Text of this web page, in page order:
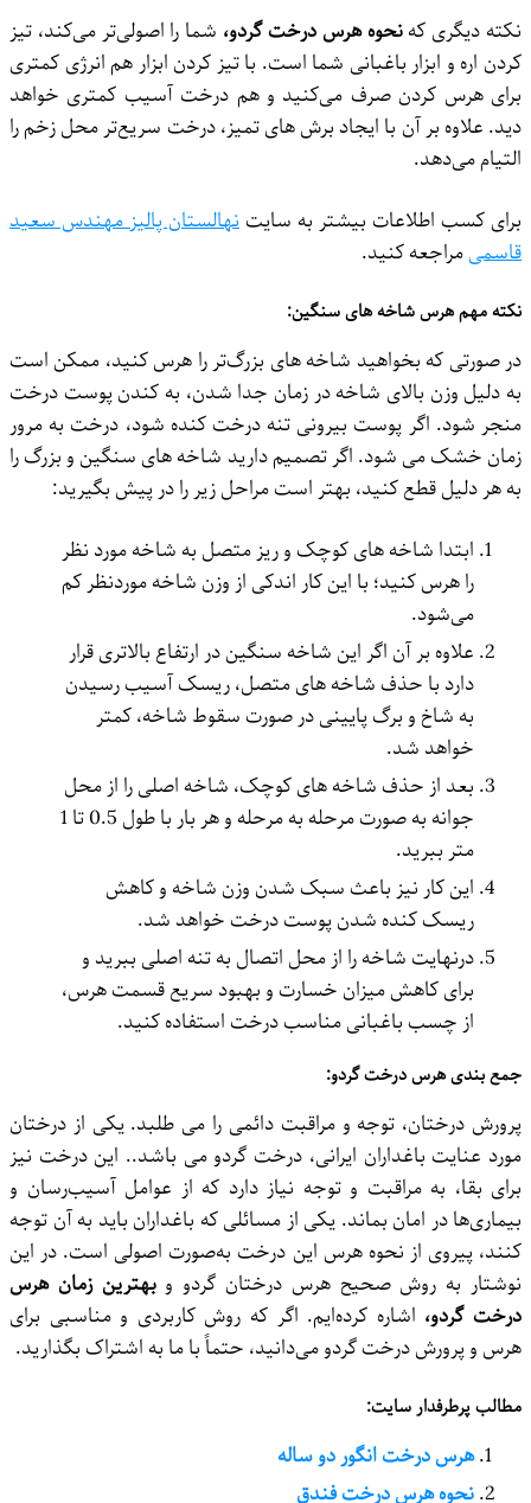
نکته دیگری کهنحوه هرس درخت گردو، شما را اصولی‌تر می‌کند، تیز
کردن اره و ابزار باغبانی شما است. با تیز کردن ابزار هم انرژی کمتری
برای هرس کردن صرف می‌کنید و هم درخت آسیب کمتری خواهد
دید. علاوه بر آن با ایجاد برش ‌های تمیز، درخت سریع‌تر محل زخم را
التیام می‌دهد.
برای کسب اطلاعات بیشتر به سایتنهالستان پالیز مهندس سعید
قاسمیمراجعه کنید.
نکته مهم هرس شاخه‌ های سنگین:
در صورتی‌ که بخواهید شاخه ‌های بزرگ‌تر را هرس کنید، ممکن است
به دلیل وزن بالای شاخه در زمان جدا شدن، به کندن پوست درخت
منجر شود. اگر پوست بیرونی تنه درخت کنده شود، درخت به مرور
زمان خشک می شود. اگر تصمیم دارید شاخه ‌های سنگین و بزرگ را
به هر دلیل قطع کنید، بهتر است مراحل زیر را در پیش بگیرید:
ابتدا شاخه ‌های کوچک و ریز متصل به شاخه مورد نظر
را هرس کنید؛ با این کار اندکی از وزن شاخه موردنظر کم
می‌شود.
علاوه بر آن اگر این شاخه سنگین در ارتفاع بالاتری قرار
دارد با حذف شاخه ‌های متصل، ریسک آسیب رسیدن
به شاخ و برگ پایینی در صورت سقوط شاخه، کمتر
خواهد شد.
بعد از حذف شاخه ‌های کوچک، شاخه اصلی را از محل
جوانه به‌ صورت مرحله ‌به‌ مرحله و هر بار با طول 0.5 تا 1
متر ببرید.
این کار نیز باعث سبک شدن وزن شاخه و کاهش
ریسک کنده شدن پوست درخت خواهد شد.
درنهایت شاخه را از محل اتصال به تنه اصلی ببرید و
برای کاهش میزان خسارت و بهبود سریع قسمت هرس،
از چسب باغبانی مناسب درخت استفاده کنید.
جمع بندی هرس درخت گردو:
پرورش درختان، توجه و مراقبت دائمی را می ‌طلبد. یکی از درختان
مورد عنایت باغداران ایرانی، درخت گردو می باشد.. این درخت نیز
برای بقا، به مراقبت و توجه نیاز دارد که از عوامل آسیب‌رسان و
بیماری‌ها در امان بماند. یکی از مسائلی که باغداران باید به آن توجه
کنند، پیروی از نحوه هرس این درخت به‌صورت اصولی است. در این
نوشتار به روش صحیح هرس درختان گردو وبهترین زمان هرس
درخت گردو، اشاره‌ کرده‌ایم. اگر که روش کاربردی و مناسبی برای
هرس و پرورش درخت گردو می‌دانید، حتماً با ما به اشتراک بگذارید.
مطالب پرطرفدار سایت:
هرس درخت انگور دو ساله
نحوه هرس درخت فندق